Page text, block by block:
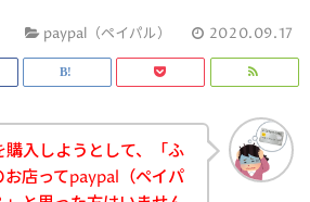
paypal（ペイパル） 2020.09.17
入しようとして、「ふ
お店ってpaypal（ペイパ